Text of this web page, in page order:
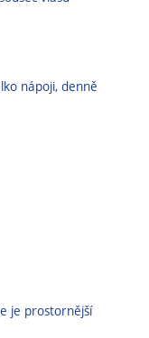
nápoji, denně
je prostornější